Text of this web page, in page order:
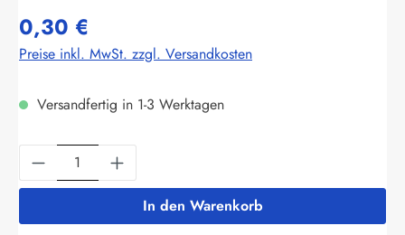
0,30 €
Preise inkl. MwSt. zzgl. Versandkosten
Versandfertig in 1-3 Werktagen
Produkt Anzahl: Gib den gewünschten
In den Warenkorb